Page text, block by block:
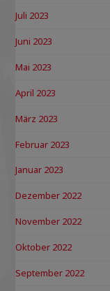
Juli 2023
Juni 2023
Mai 2023
April 2023
März 2023
Februar 2023
Januar 2023
Dezember 2022
November 2022
Oktober 2022
September 2022